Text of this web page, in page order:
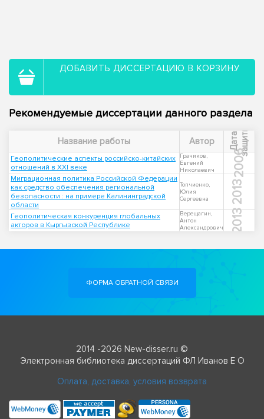
ДОБАВИТЬ ДИССЕРТАЦИЮ В КОРЗИНУ
Рекомендуемые диссертации данного раздела
Название работы Автор Д
а
т
а
з
а
щ
и
ты
Геополитические аспекты российско-китайских
отношений в XXI веке
Грачиков,
Евгений
Николаевич
2006
Миграционная политика Российской Федерации
как средство обеспечения региональной
безопасности : на примере Калининградской
области
Топчиенко,
Юлия
Сергеевна
2013
Геополитическая конкуренция глобальных
акторов в Кыргызской Республике
Верещагин,
Антон
Александрович
2013
ФОРМА ОБРАТНОЙ СВЯЗИ
2014 -2026 New-disser.ru ©
Электронная библиотека диссертаций ФЛ Иванов Е О
Оплата, доставка, условия возврата